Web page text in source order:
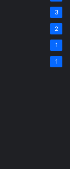
3
2
1
1